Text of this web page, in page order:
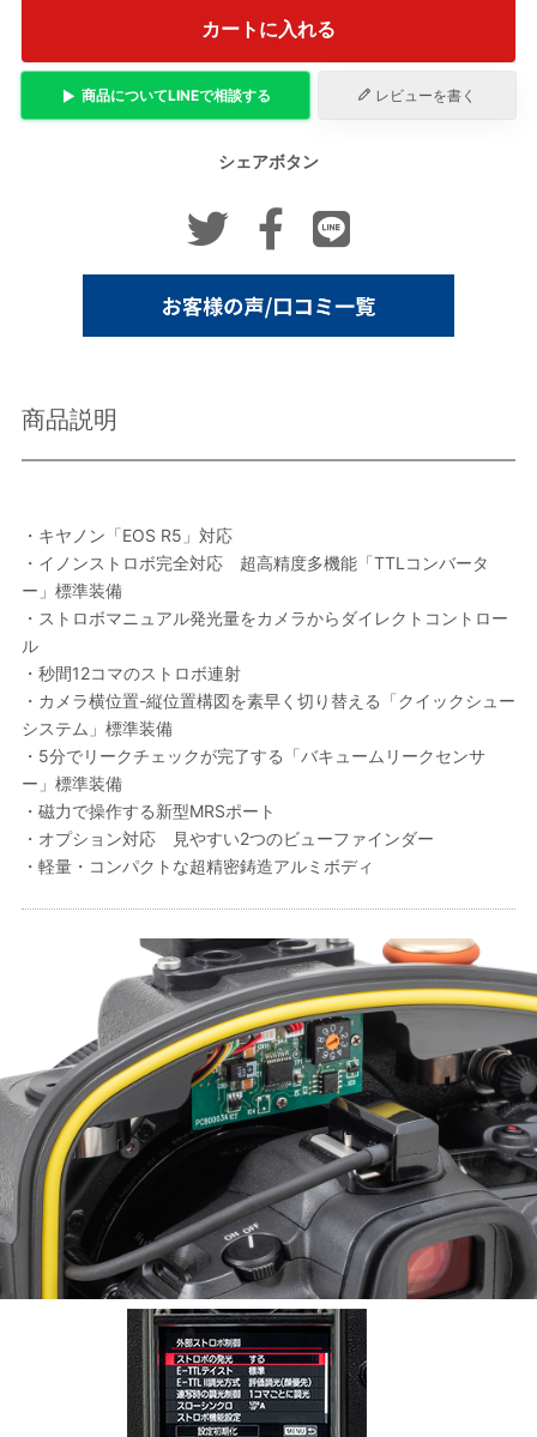
カートに入れる
商品についてLINEで相談する レビューを書く
シェアボタン
商品説明
・キヤノン「EOS R5」対応
・イノンストロボ完全対応 超高精度多機能「TTLコンバータ
ー」標準装備
・ストロボマニュアル発光量をカメラからダイレクトコントロー
ル
・秒間12コマのストロボ連射
・カメラ横位置-縦位置構図を素早く切り替える「クイックシュー
システム」標準装備
・5分でリークチェックが完了する「バキュームリークセンサ
ー」標準装備
・磁力で操作する新型MRSポート
・オプション対応 見やすい2つのビューファインダー
・軽量・コンパクトな超精密鋳造アルミボディ